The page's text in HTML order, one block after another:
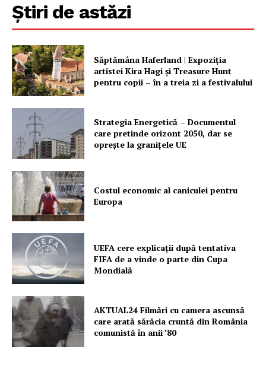
Știri de astăzi
Săptămâna Haferland | Expoziţia
artistei Kira Hagi şi Treasure Hunt
pentru copii – în a treia zi a festivalului
Strategia Energetică – Documentul
care pretinde orizont 2050, dar se
oprește la granițele UE
Costul economic al caniculei pentru
Europa
UEFA cere explicații după tentativa
FIFA de a vinde o parte din Cupa
Mondială
AKTUAL24 Filmări cu camera ascunsă
care arată sărăcia cruntă din România
comunistă în anii ’80